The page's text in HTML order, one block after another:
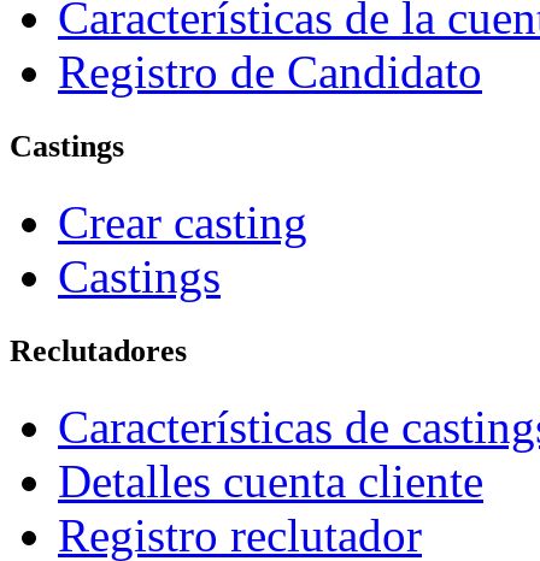
Características de la
Registro de Candidato
Castings
Crear casting
Castings
Reclutadores
Características de
Detalles cuenta cliente
Registro reclutador